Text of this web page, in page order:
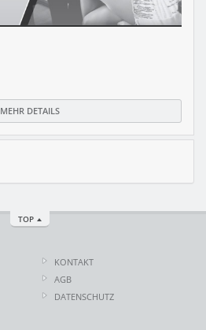
MEHR DETAILS
TOP
KONTAKT
AGB
DATENSCHUTZ